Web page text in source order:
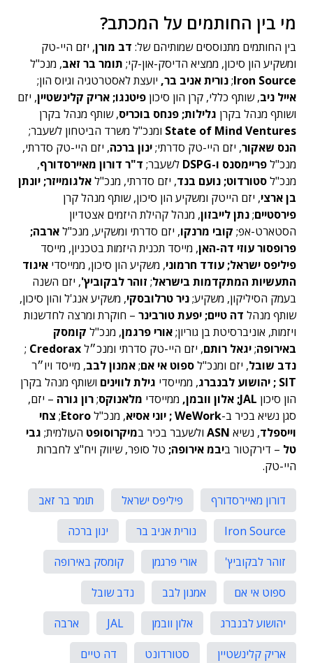
מי בין החותמים על המכתב?
בין החותמים מתנוססים שמותיהם של: דב מורן, יזם היי-טק
ומשקיע הון סיכון, ממציא הדיסק-און-קי; תומר בר זאב, מנכ"ל
Iron Source
;נורית אניב בר, יועצת לאסטרטגיה וגיוס הון;
אייל ניב, שותף כללי, קרן הון סיכון פיטנגו; אריק קלינשטיין, יזם
ושותף מנהל בקרן גלילות; פנחס בוכריס, שותף מנהל בקרן
State of Mind Ventures
ומנכ"ל משרד הביטחון לשעבר;
הנס שאקור, יזם היי-טק סדרתי;ינון ברכה, יזם היי-טק סדרתי,
מנכ"לפריימסנס ו-DSPG לשעבר; ד"ר דורון מאיירסדורף,
מנכ"לסטורדוט; נועם בנד, יזם סדרתי, מנכ"לאלגומייזר; יונתן
בן ארצי, יזם הייטק ומשקיע הון סיכון, שותף מנהל קרן
פירסטיים;נתן לייבזון, מנהל קהילת היזמים אצטדיון
הסטארט-אפ; קובי מרנקו, יזם סדרתי ומשקיע, מנכ"לארבה;
פרופסור עוזי דה-האן, מייסד תכנית היזמות בטכניון, מייסד
פיליפס ישראל; עודד חרמוני, משקיע הון סיכון, ממייסדי איגוד
התעשיות המתקדמות בישראל; זוהר לבקוביץ', יזם השנה
בעמק הסיליקון, משקיע;ניר טרלובסקי, משקיע אנג'ל והון סיכון,
שותף מנהל דה טיים; יפעת טורבינר – חוקרת ומרצה לחדשנות
ויזמות, אוניברסיטת בן גוריון;אורי פרגמן, מנכ"ל קומסק
באירופה;יגאל רותם, יזם היי-טק סדרתי ומנכ״לCredorax
;
נדב שובל, יזם ומנכ"לספוט אי אם;אמנון לבב, מייסד ויו״ר
SIT ; יהושוע לבנברג
, ממייסדי גילת לווינים ושותף מנהל בקרן
הון סיכון JAL; אלון וובמן, ממייסדי מלאנוקס;רון גורה – יזם,
סגן נשיא בכיר ב-WeWork ; יוני אסיא , מנכ"לEtoro
; צחי
וייספלד, נשיא ASN ולשעבר בכיר במיקרוסופט העולמית; גבי
טל – דירקטור ביבמ אירופה; טל סופר, שיווק ויח"צ לחברות
היי-טק.
דורון מאיירסדורף פיליפס ישראל
תומר בר זאב
Iron Source
נורית אניב בר
ינון ברכה
זוהר לבקוביץ'
אורי פרגמן
קומסק באירופה
ספוט אי אם
אמנון לבב
נדב שובל
יהושוע לבנברג
אלון וובמן JAL
ארבה
אריק קלינשטיין
סטורדונט
דה טיים